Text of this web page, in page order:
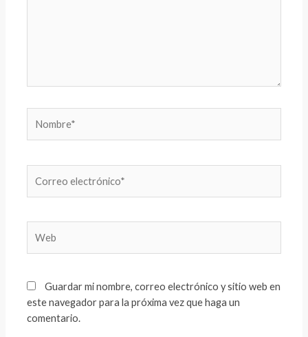
electrónico*
Guardar mi nombre, correo electrónico y sitio web en
este navegador para la próxima vez que haga un
comentario.